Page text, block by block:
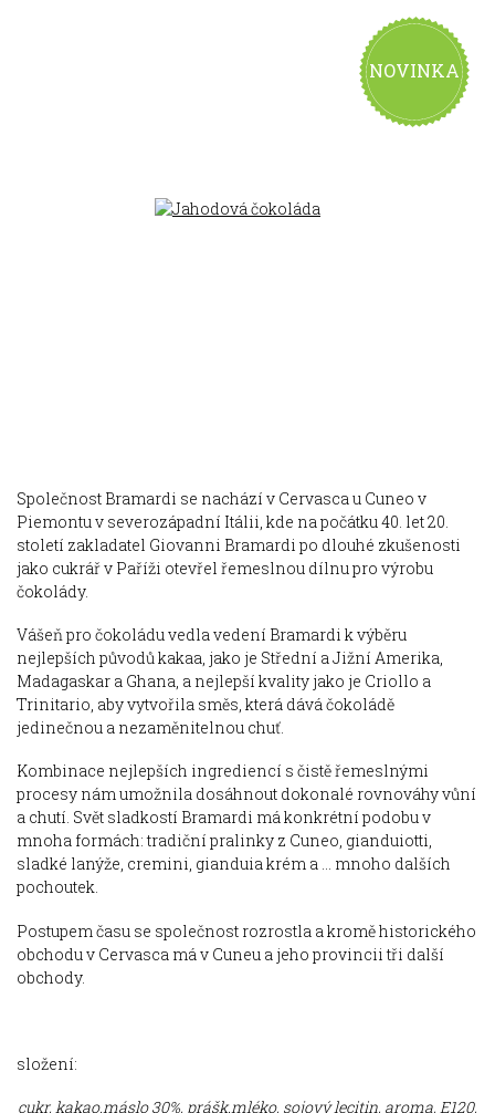
NOVINKA
Společnost Bramardi se nachází v Cervasca u Cuneo v
Piemontu v severozápadní Itálii, kde na počátku 40. let 20.
století zakladatel Giovanni Bramardi po dlouhé zkušenosti
jako cukrář v Paříži otevřel řemeslnou dílnu pro výrobu
čokolády.
Vášeň pro čokoládu vedla vedení Bramardi k výběru
nejlepších původů kakaa, jako je Střední a Jižní Amerika,
Madagaskar a Ghana, a nejlepší kvality jako je Criollo a
Trinitario, aby vytvořila směs, která dává čokoládě
jedinečnou a nezaměnitelnou chuť.
Kombinace nejlepších ingrediencí s čistě řemeslnými
procesy nám umožnila dosáhnout dokonalé rovnováhy vůní
a chutí. Svět sladkostí Bramardi má konkrétní podobu v
mnoha formách: tradiční pralinky z Cuneo, gianduiotti,
sladké lanýže, cremini, gianduia krém a ... mnoho dalších
pochoutek.
Postupem času se společnost rozrostla a kromě historického
obchodu v Cervasca má v Cuneu a jeho provincii tři další
obchody.
složení:
cukr, kakao.máslo 30%, prášk.mléko, sojový lecitin, aroma, E120,